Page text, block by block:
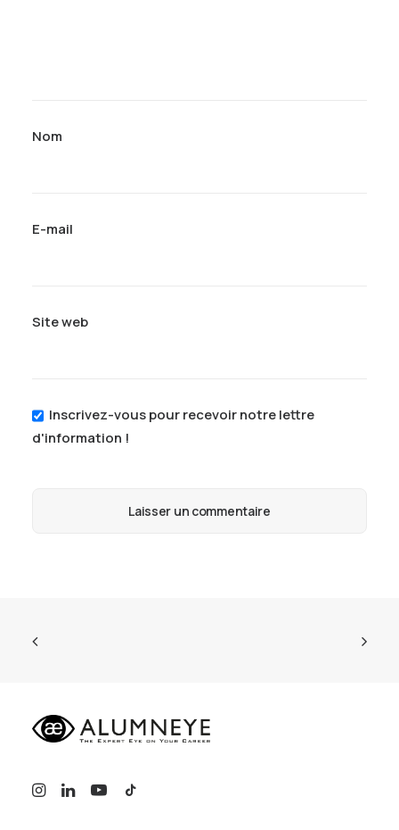
Nom
E-mail
Site web
Inscrivez-vous pour recevoir notre lettre
d'information !